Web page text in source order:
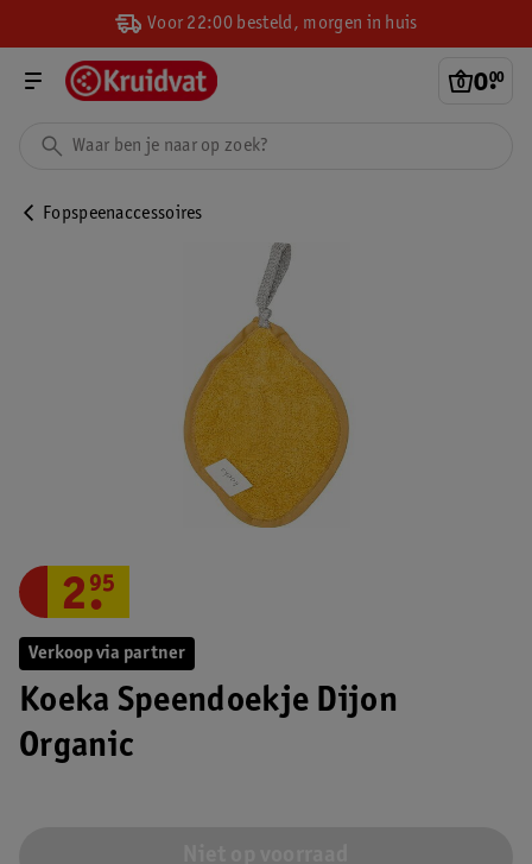
Voor 22:00 besteld, morgen in huis
0.
00
Fopspeenaccessoires
Verkoop via partner
Koeka Speendoekje Dijon
Organic
2.
95